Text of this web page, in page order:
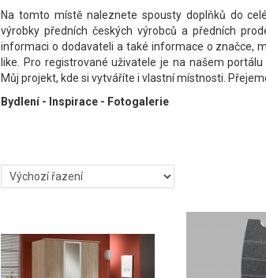
Na tomto místě naleznete spousty doplňků do
výrobky předních českých výrobců a předních
informaci o dodavateli a také informace o značce,
like. Pro registrované uživatele je na našem
Můj projekt, kde si vytváříte i vlastní místnosti.
Bydlení - Inspirace - Fotogalerie